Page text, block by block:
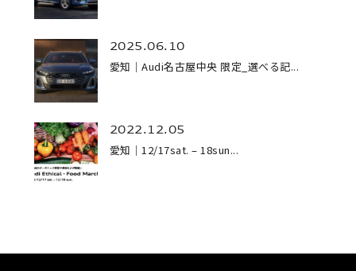
2025.06.10
愛知｜Audi名古屋中央 限定_選べる記...
2022.12.05
愛知｜12/17sat. – 18sun...